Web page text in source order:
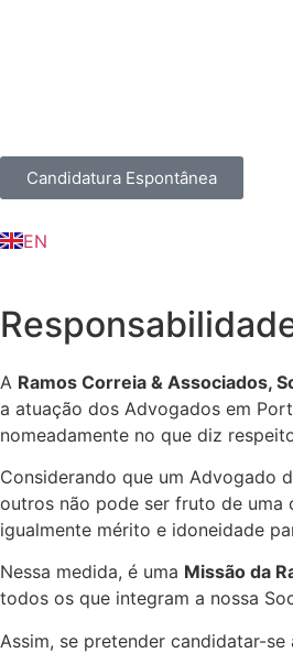
Candidatura Espontânea
EN
IN
A Ramos Correia & Associados,
a atuação dos Advogados em
nomeadamente no que diz
Considerando que um Advogado
outros não pode ser fruto de uma
igualmente mérito e idoneidade
Nessa medida, é uma Missão da
todos os que integram a nossa
Assim, se pretender candidatar-se